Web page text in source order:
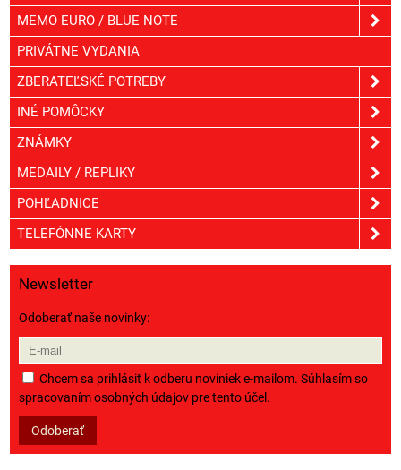
MEMO EURO / BLUE NOTE
PRIVÁTNE VYDANIA
ZBERATEĽSKÉ POTREBY
INÉ POMÔCKY
ZNÁMKY
MEDAILY / REPLIKY
POHĽADNICE
TELEFÓNNE KARTY
Newsletter
Odoberať naše novinky:
Chcem sa prihlásiť k odberu noviniek e-mailom. Súhlasím so
spracovaním osobných údajov pre tento účel.
Odoberať